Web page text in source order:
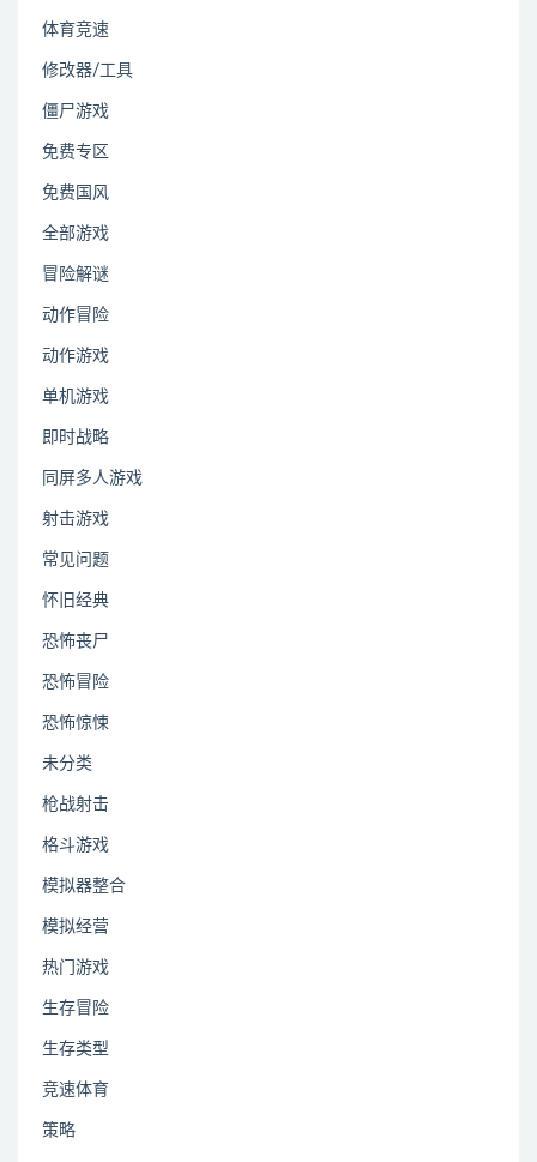
体育竞速
修改器/工具
僵尸游戏
免费专区
免费国风
全部游戏
冒险解谜
动作冒险
动作游戏
单机游戏
即时战略
同屏多人游戏
射击游戏
常见问题
怀旧经典
恐怖丧尸
恐怖冒险
恐怖惊悚
未分类
枪战射击
格斗游戏
模拟器整合
模拟经营
热门游戏
生存冒险
生存类型
竞速体育
策略